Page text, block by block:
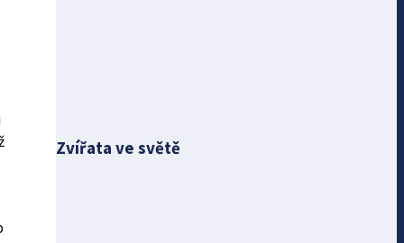
Zvířata ve světě